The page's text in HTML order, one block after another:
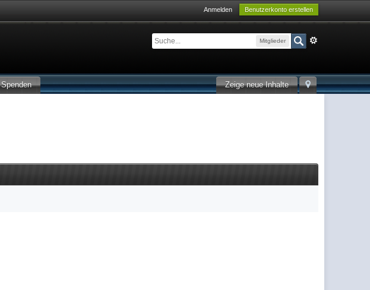
Anmelden Benutzerkonto erstellen
Mitglieder
Zeige neue Inhalte
Spenden